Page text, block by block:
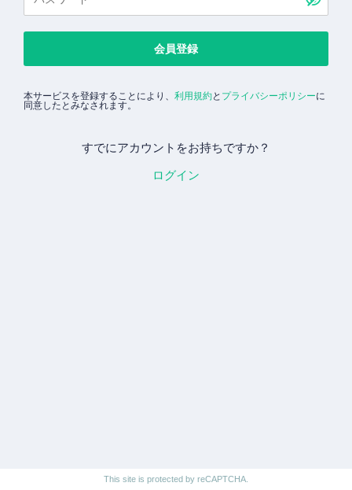
会員登録
本サービスを登録することにより、 利用規約と プライバシーポリシーに
同意したとみなされます。
すでにアカウントをお持ちですか？
ログイン
This site is protected by reCAPTCHA.